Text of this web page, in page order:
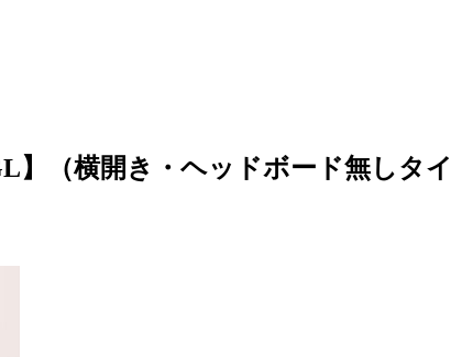
】（横開き・ヘッドボード無しタイ